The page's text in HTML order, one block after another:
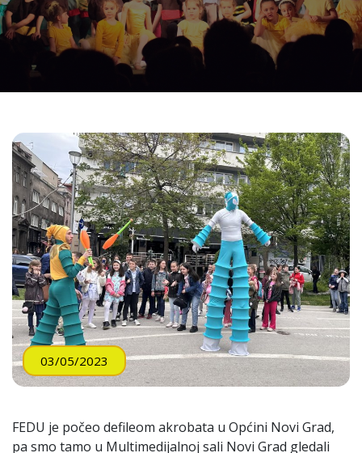
03/05/2023
FEDU je počeo defileom akrobata u Općini Novi Grad,
pa smo tamo u Multimedijalnoj sali Novi Grad gledali